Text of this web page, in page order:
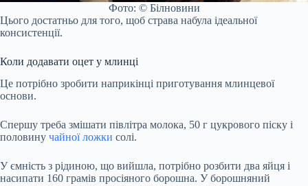
Фото: © Білновини
Цього достатньо для того, щоб страва набула ідеальної
консистенції.
Коли додавати оцет у млинці
Це потрібно зробити наприкінці приготування млинцевої
основи.
Спершу треба змішати півлітра молока, 50 г цукрового піску і
половину чайної ложки солі.
У ємність з рідиною, що вийшла, потрібно розбити два яйця і
насипати 160 грамів просіяного борошна. У борошняний